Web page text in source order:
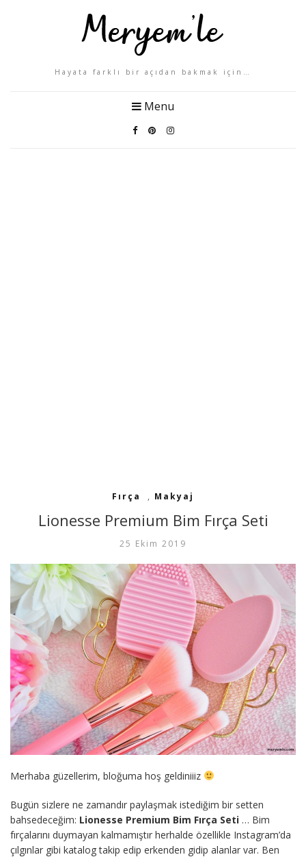
Hayata farklı bir açıdan bakmak için…
Menu
Fırça , Makyaj
Lionesse Premium Bim Fırça Seti
25 Ekim 2019
Merhaba güzellerim, bloğuma hoş geldiniiiz
Bugün sizlere ne zamandır paylaşmak istediğim bir setten
bahsedeceğim: Lionesse Premium Bim Fırça Seti … Bim
fırçalarını duymayan kalmamıştır herhalde özellikle Instagram’da
çılgınlar gibi katalog takip edip erkenden gidip alanlar var. Ben